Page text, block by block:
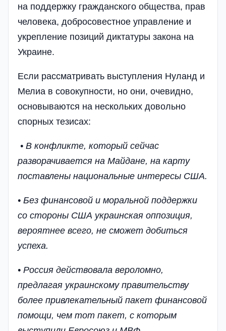
на поддержку гражданского общества, прав
человека, добросовестное управление и
укрепление позиций диктатуры закона на
Украине.
Если рассматривать выступления Нуланд и
Мелиа в совокупности, но они, очевидно,
основываются на нескольких довольно
спорных тезисах:
• В конфликте, который сейчас
разворачивается на Майдане, на карту
поставлены национальные интересы США.
• Без финансовой и моральной поддержки
со стороны США украинская оппозиция,
вероятнее всего, не сможет добиться
успеха.
• Россия действовала вероломно,
предлагая украинскому правительству
более привлекательный пакет финансовой
помощи, чем тот пакет, с которым